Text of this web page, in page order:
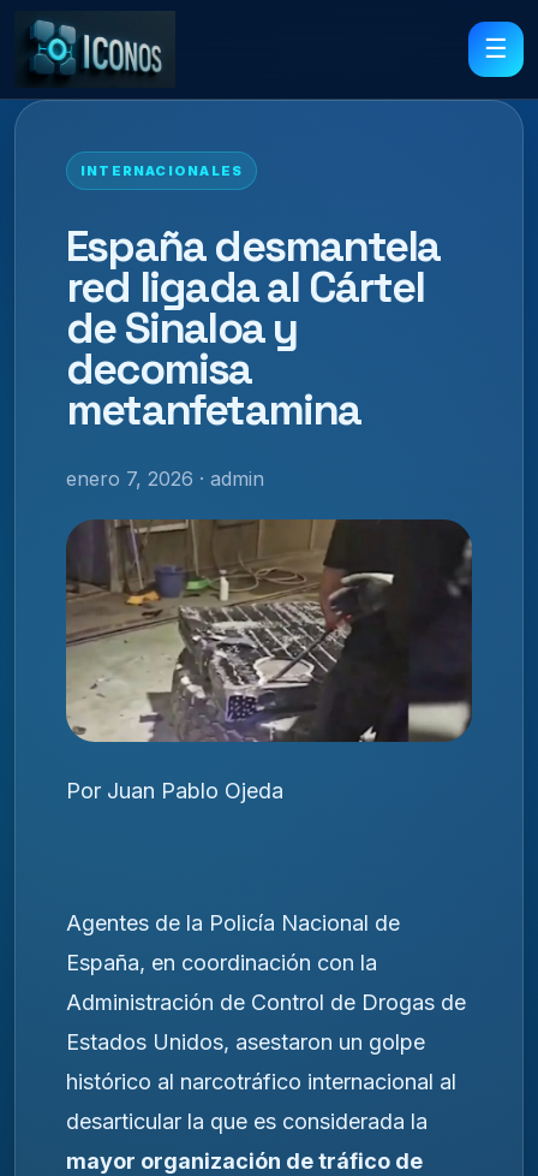
☰
INTERNACIONALES
España desmantela
red ligada al Cártel
de Sinaloa y
decomisa
metanfetamina
enero 7, 2026 · admin
Por Juan Pablo Ojeda
Agentes de la Policía Nacional de
España, en coordinación con la
Administración de Control de Drogas de
Estados Unidos, asestaron un golpe
histórico al narcotráfico internacional al
desarticular la que es considerada la
mayor organización de tráfico de